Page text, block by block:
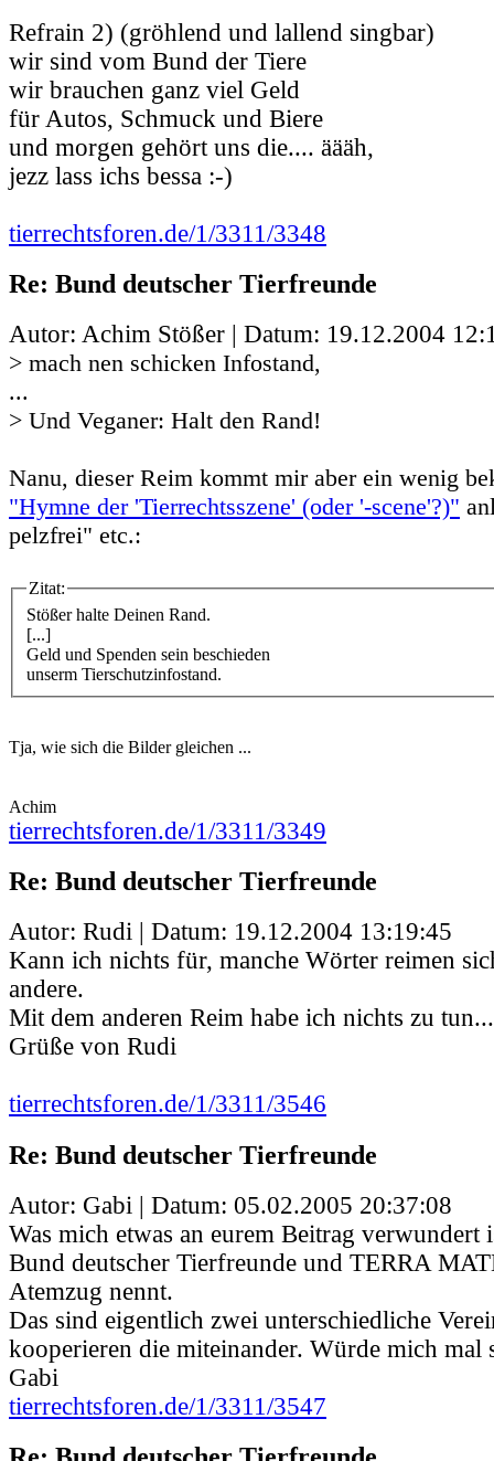
Refrain 2) (gröhlend und lallend singbar)
wir sind vom Bund der Tiere
wir brauchen ganz viel Geld
für Autos, Schmuck und Biere
und morgen gehört uns die.... äääh,
jezz lass ichs bessa :-)
tierrechtsforen.de/1/3311/3348
Re: Bund deutscher Tierfreunde
Autor: Achim Stößer | Datum: 19.12.2004
> mach nen schicken Infostand,
...
> Und Veganer: Halt den Rand!
Nanu, dieser Reim kommt mir aber ein wenig
"Hymne der 'Tierrechtsszene' (oder '-scene'?)"
pelzfrei" etc.:
Zitat:
Stößer halte Deinen Rand.
[...]
Geld und Spenden sein beschieden
unserm Tierschutzinfostand.
Tja, wie sich die Bilder gleichen ...
Achim
tierrechtsforen.de/1/3311/3349
Re: Bund deutscher Tierfreunde
Autor: Rudi | Datum: 19.12.2004 13:19:45
Kann ich nichts für, manche Wörter reimen
andere.
Mit dem anderen Reim habe ich nichts zu tun...
Grüße von Rudi
tierrechtsforen.de/1/3311/3546
Re: Bund deutscher Tierfreunde
Autor: Gabi | Datum: 05.02.2005 20:37:08
Was mich etwas an eurem Beitrag verwundert
Bund deutscher Tierfreunde und TERRA
Atemzug nennt.
Das sind eigentlich zwei unterschiedliche
kooperieren die miteinander. Würde mich mal
Gabi
tierrechtsforen.de/1/3311/3547